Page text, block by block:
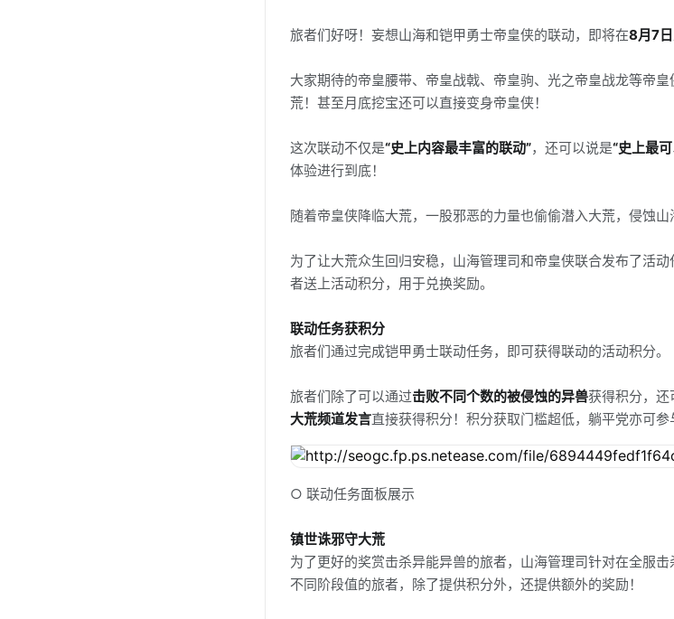
旅者们好呀！妄想山海和铠甲勇士帝皇侠的联动，即将在8月7日
大家期待的帝皇腰带、帝皇战戟、帝皇驹、光之帝皇战龙等帝
荒！甚至月底挖宝还可以直接变身帝皇侠！
这次联动不仅是“史上内容最丰富的联动”，还可以说是“史上最
体验进行到底！
随着帝皇侠降临大荒，一股邪恶的力量也偷偷潜入大荒，侵蚀山
为了让大荒众生回归安稳，山海管理司和帝皇侠联合发布了活
者送上活动积分，用于兑换奖励。
联动任务获积分
旅者们通过完成铠甲勇士联动任务，即可获得联动的活动积分。
旅者们除了可以通过击败不同个数的被侵蚀的异兽获得积分，还
大荒频道发言直接获得积分！积分获取门槛超低，躺平党亦可参
○ 联动任务面板展示
镇世诛邪守大荒
为了更好的奖赏击杀异能异兽的旅者，山海管理司针对在全服
不同阶段值的旅者，除了提供积分外，还提供额外的奖励！